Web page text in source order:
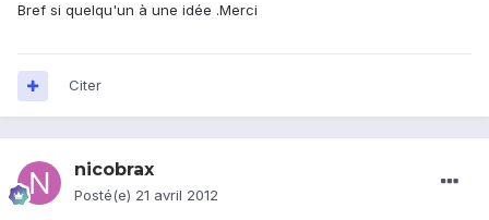
Bref si quelqu'un à une idée .Merci
Citer
nicobrax
Posté(e) 21 avril 2012